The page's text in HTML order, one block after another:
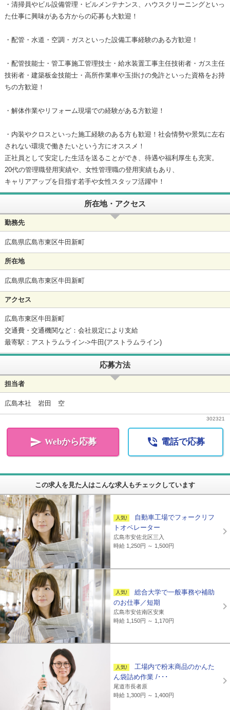
・清掃員やビル設備管理・ビルメンテナンス、ハウスクリーニングといっ
た仕事に興味がある方からの応募も大歓迎！
・配管・水道・空調・ガスといった設備工事経験のある方歓迎！
・配管技能士・管工事施工管理技士・給水装置工事主任技術者・ガス主任
技術者・建築板金技能士・高所作業車や玉掛けの免許といった資格をお持
ちの方歓迎！
・解体作業やリフォーム現場での経験がある方歓迎！
・内装やクロスといった施工経験のある方も歓迎！社会情勢や景気に左右
されない環境で働きたいという方にオススメ！
正社員として安定した生活を送ることができ、待遇や福利厚生も充実。
20代の管理職登用実績や、女性管理職の登用実績もあり、
キャリアアップを目指す若手や女性スタッフ活躍中！
所在地・アクセス
勤務先
広島県広島市東区牛田新町
所在地
広島県広島市東区牛田新町
アクセス
広島市東区牛田新町
交通費・交通機関など：会社規定により支給
最寄駅：アストラムライン->牛田(アストラムライン)
応募方法
担当者
広島本社 岩田 空
302321
 Webから応募  電話で応募
この求人を見た人はこんな求人もチェックしています
自動車工場でフォークリフ
トオペレーター
広島市安佐北区三入
時給 1,250円 ～ 1,500円
総合大学で一般事務や補助
のお仕事／短期
広島市安佐南区安東
時給 1,150円 ～ 1,170円
工場内で粉末商品のかんた
ん袋詰め作業 /･･･
尾道市長者原
時給 1,300円 ～ 1,400円